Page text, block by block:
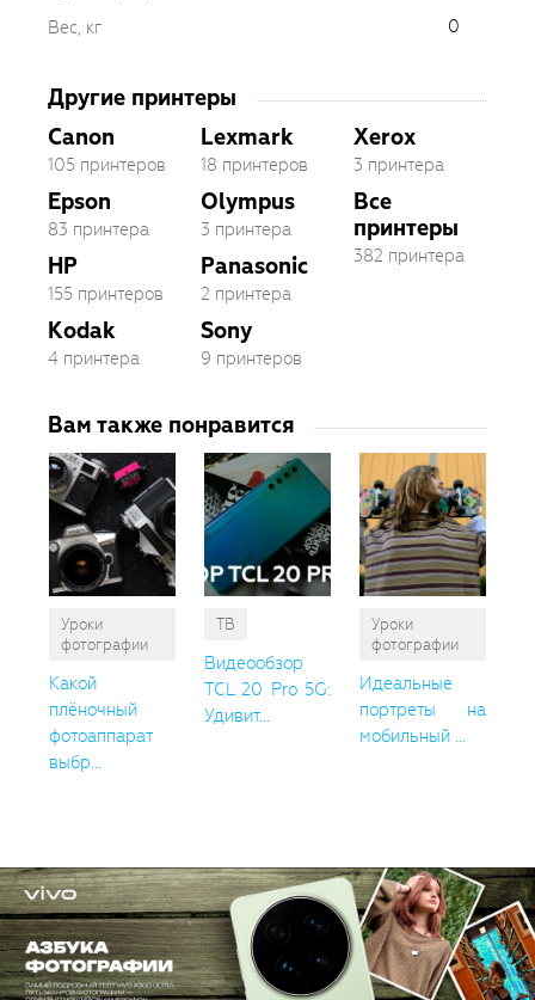
Вес, кг
0
Другие принтеры
Canon
105 принтеров
Epson
83 принтера
HP
155 принтеров
Kodak
4 принтера
Lexmark
18 принтеров
Olympus
3 принтера
Panasonic
2 принтера
Sony
9 принтеров
Xerox
3 принтера
Все
принтеры
382 принтера
Вам также понравится
Уроки
фотографии
Какой
плёночный
фотоаппарат
выбр...
ТВ
Видеообзор
TCL 20 Pro 5G:
Удивит...
Уроки
фотографии
Идеальные
портреты на
мобильный ...